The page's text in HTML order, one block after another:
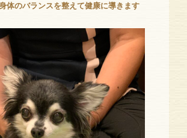
体のバランスを整えて健康に導きます